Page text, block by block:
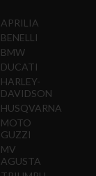
APRILIA
BENELLI
BMW
DUCATI
HARLEY-
DAVIDSON
HUSQVARNA
MOTO
GUZZI
MV
AGUSTA